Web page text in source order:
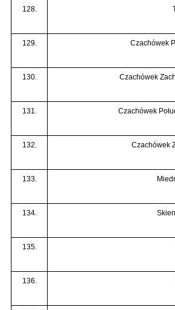
128.
129. Czachówek
130. Czachówek
131. Czachówek
132. Czachówek
133.
134.
135.
136.